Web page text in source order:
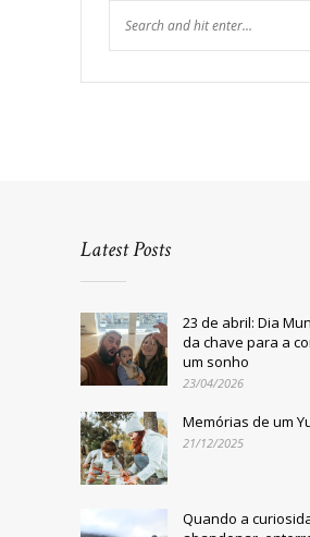
Latest Posts
23 de abril: Dia
da chave para a
um sonho
23/04/2026
Memórias de um
21/12/2025
Quando a